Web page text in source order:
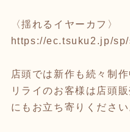
〈揺れるイヤーカフ〉
https://ec.tsuku2.jp/
店頭では新作も続々制作
リライのお客様は店頭
にもお立ち寄りください